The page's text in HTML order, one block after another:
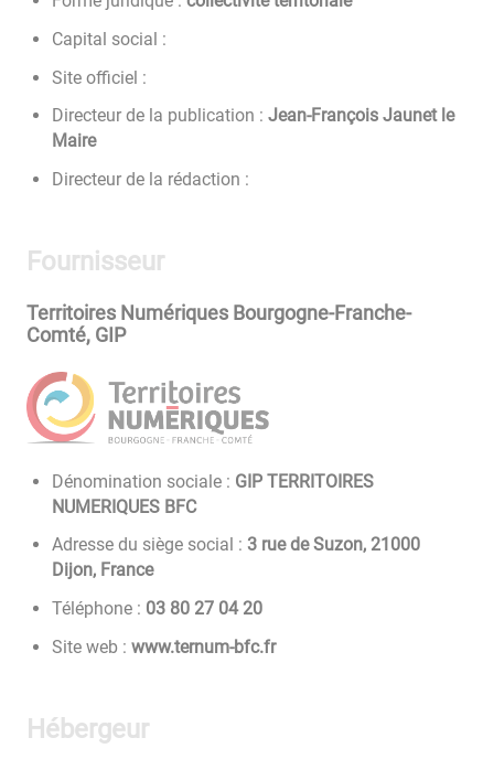
Capital social :
Site officiel :
Directeur de la publication : Jean-François Jaunet le
Maire
Directeur de la rédaction :
Fournisseur
Territoires Numériques Bourgogne-Franche-
Comté, GIP
Dénomination sociale : GIP TERRITOIRES
NUMERIQUES BFC
Adresse du siège social :3 rue de Suzon, 21000
Dijon, France
Téléphone : 02 40 72 08 30
Site web : www.ternum-bfc.fr
Hébergeur